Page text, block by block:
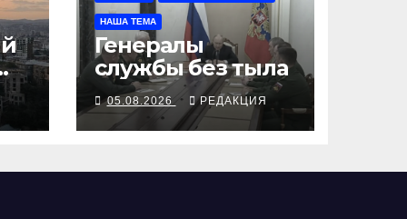
НАША ТЕМА
Генералы
службы без тыла
05.08.2026 РЕДАКЦИЯ